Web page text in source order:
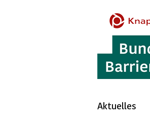
Aktuelles